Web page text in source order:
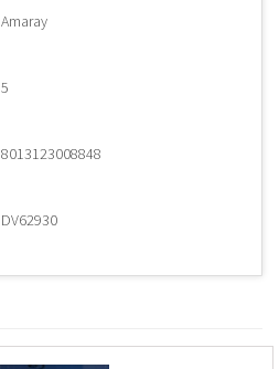
Amaray
5
8013123008848
DV62930